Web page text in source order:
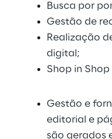
Busca por
Gestão de
Realização
digital;
Shop in
Gestão e
editorial e
são gerados